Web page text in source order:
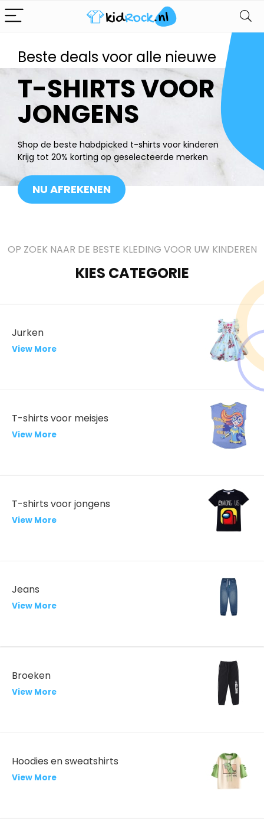
Beste deals voor alle nieuwe
T-SHIRTS VOOR
JONGENS
Shop de beste habdpicked t-shirts voor kinderen
Krijg tot 20% korting op geselecteerde merken
NU AFREKENEN
OP ZOEK NAAR DE BESTE KLEDING VOOR UW KINDEREN
KIES CATEGORIE
Jurken
View More
T-shirts voor meisjes
View More
T-shirts voor jongens
View More
Jeans
View More
Broeken
View More
Hoodies en sweatshirts
View More